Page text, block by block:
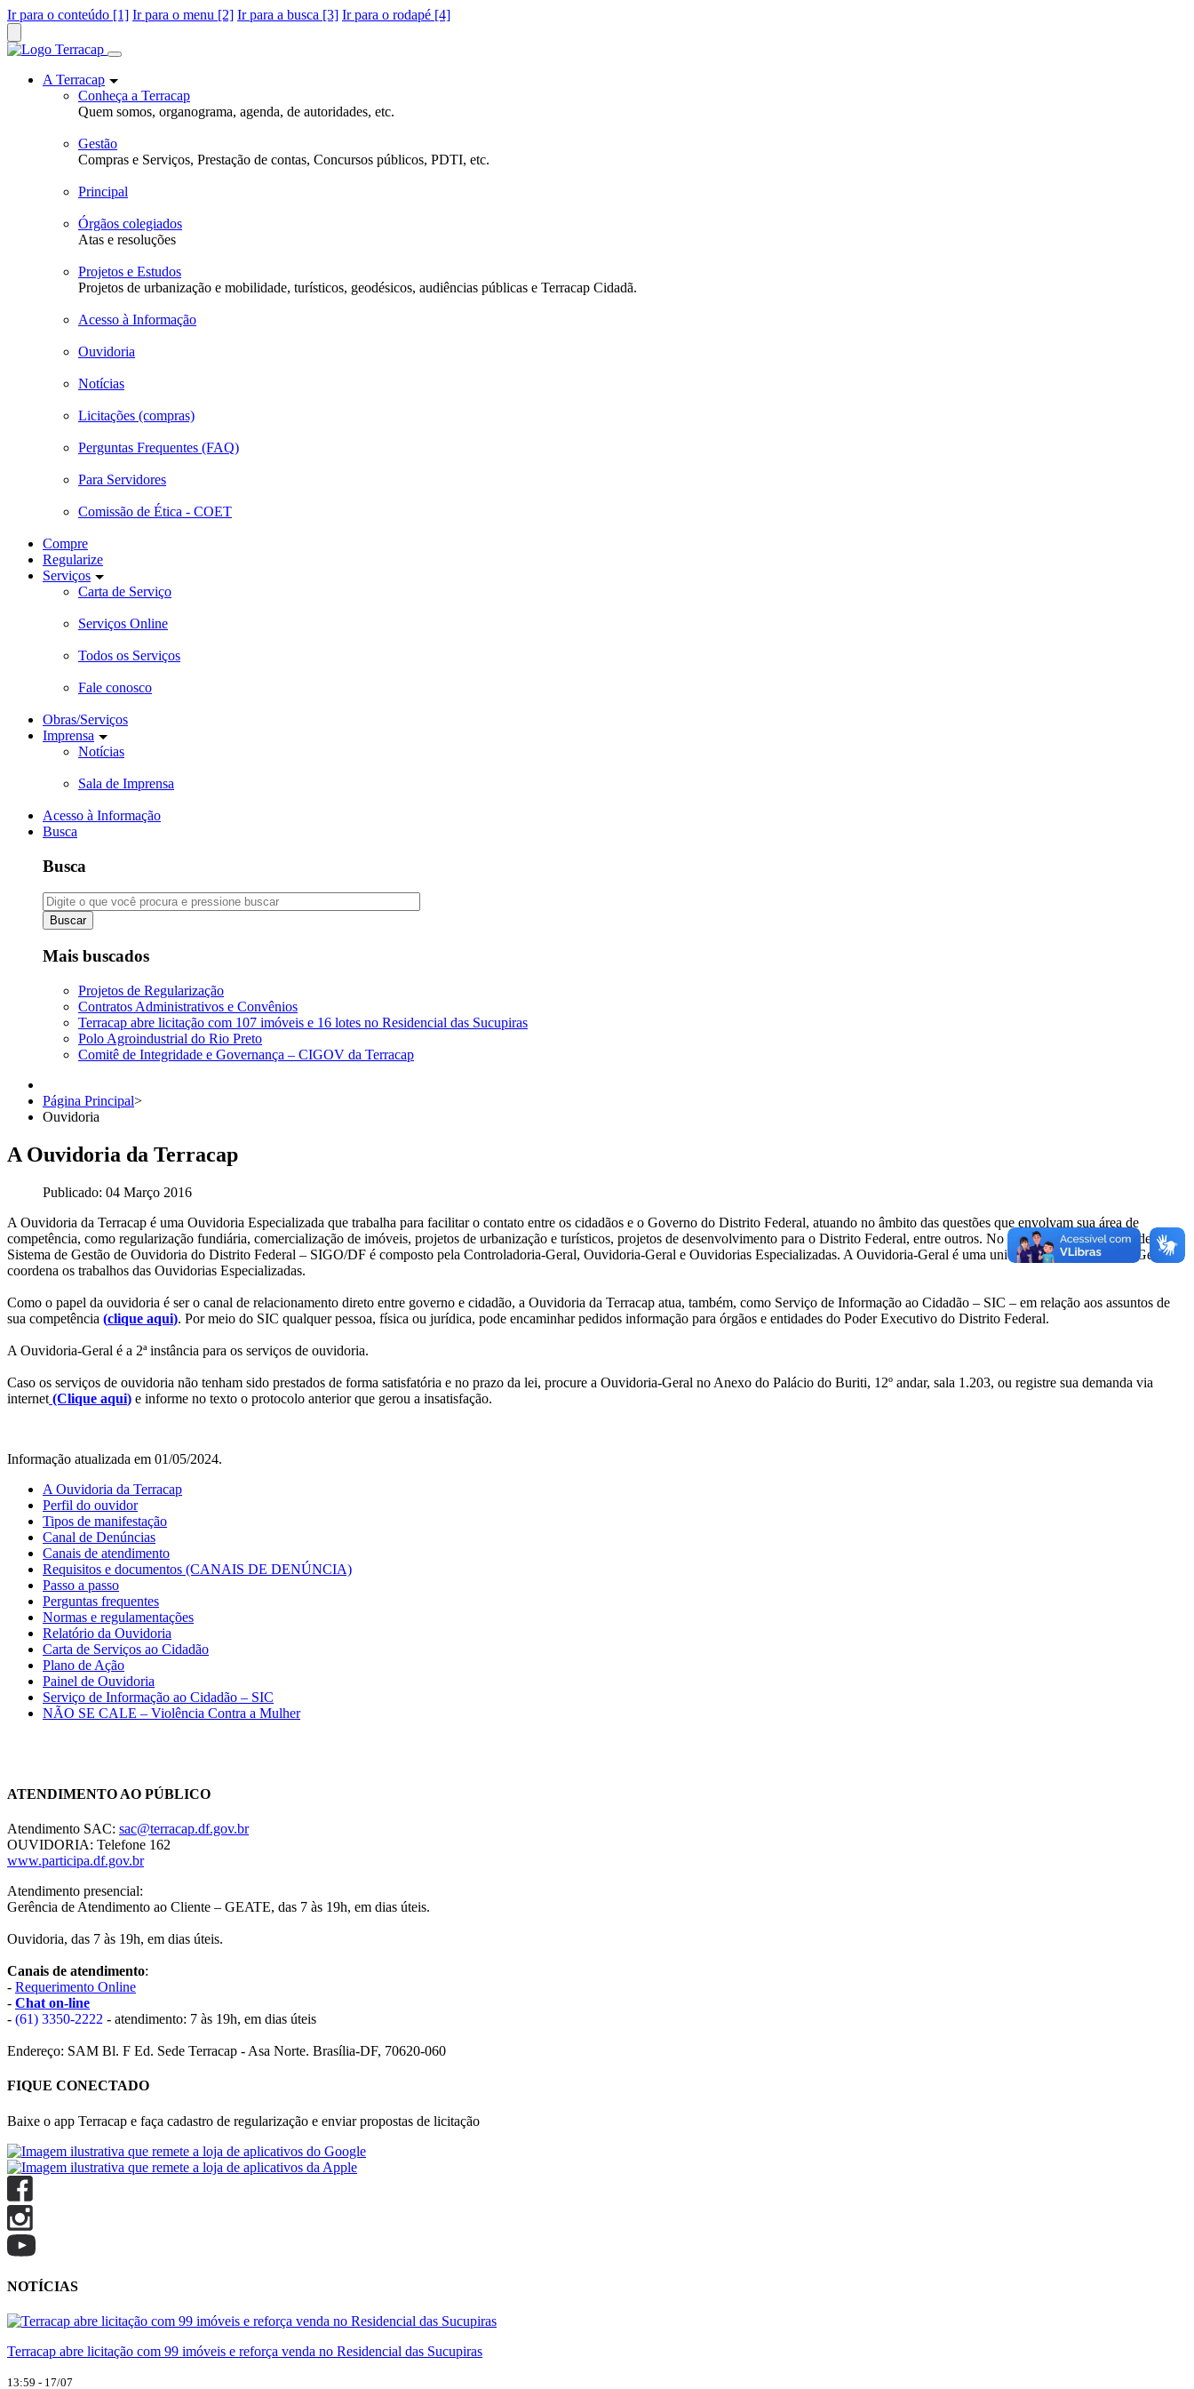
Ir para o conteúdo [1] Ir para o menu [2] Ir para a busca [3] Ir para o rodapé [4]
A Terracap
Conheça a Terracap
Quem somos, organograma, agenda, de autoridades, etc.
Gestão
Compras e Serviços, Prestação de contas, Concursos públicos, PDTI, etc.
Principal
Órgãos colegiados
Atas e resoluções
Projetos e Estudos
Projetos de urbanização e mobilidade, turísticos, geodésicos, audiências públicas e Terracap Cidadã.
Acesso à Informação
Ouvidoria
Notícias
Licitações (compras)
Perguntas Frequentes (FAQ)
Para Servidores
Comissão de Ética - COET
Compre
Regularize
Serviços
Carta de Serviço
Serviços Online
Todos os Serviços
Fale conosco
Obras/Serviços
Imprensa
Notícias
Sala de Imprensa
Acesso à Informação
Busca
Busca
Buscar
Mais buscados
Projetos de Regularização
Contratos Administrativos e Convênios
Terracap abre licitação com 107 imóveis e 16 lotes no Residencial das Sucupiras
Polo Agroindustrial do Rio Preto
Comitê de Integridade e Governança – CIGOV da Terracap
Página Principal>
Ouvidoria
A Ouvidoria da Terracap
Publicado: 04 Março 2016
A Ouvidoria da Terracap é uma Ouvidoria Especializada que trabalha para facilitar o contato entre os cidadãos e o Governo do Distrito Federal, atuando no âmbito das questões que envolvam sua área de
competência, como regularização fundiária, comercialização de imóveis, projetos de urbanização e turísticos, projetos de desenvolvimento para o Distrito Federal, entre outros. No Governo do Distrito Federal, o
Sistema de Gestão de Ouvidoria do Distrito Federal – SIGO/DF é composto pela Controladoria-Geral, Ouvidoria-Geral e Ouvidorias Especializadas. A Ouvidoria-Geral é uma unidade da Controladoria-Geral e
coordena os trabalhos das Ouvidorias Especializadas.
Como o papel da ouvidoria é ser o canal de relacionamento direto entre governo e cidadão, a Ouvidoria da Terracap atua, também, como Serviço de Informação ao Cidadão – SIC – em relação aos assuntos de
sua competência (clique aqui). Por meio do SIC qualquer pessoa, física ou jurídica, pode encaminhar pedidos informação para órgãos e entidades do Poder Executivo do Distrito Federal.
A Ouvidoria-Geral é a 2ª instância para os serviços de ouvidoria.
Caso os serviços de ouvidoria não tenham sido prestados de forma satisfatória e no prazo da lei, procure a Ouvidoria-Geral no Anexo do Palácio do Buriti, 12º andar, sala 1.203, ou registre sua demanda via
internet (Clique aqui) e informe no texto o protocolo anterior que gerou a insatisfação.
Informação atualizada em 01/05/2024.
A Ouvidoria da Terracap
Perfil do ouvidor
Tipos de manifestação
Canal de Denúncias
Canais de atendimento
Requisitos e documentos (CANAIS DE DENÚNCIA)
Passo a passo
Perguntas frequentes
Normas e regulamentações
Relatório da Ouvidoria
Carta de Serviços ao Cidadão
Plano de Ação
Painel de Ouvidoria
Serviço de Informação ao Cidadão – SIC
NÃO SE CALE – Violência Contra a Mulher
ATENDIMENTO AO PÚBLICO
Atendimento SAC: sac@terracap.df.gov.br
OUVIDORIA: Telefone 162
www.participa.df.gov.br
Atendimento presencial:
Gerência de Atendimento ao Cliente – GEATE, das 7 às 19h, em dias úteis.
Ouvidoria, das 7 às 19h, em dias úteis.
Canais de atendimento:
- Requerimento Online
- Chat on-line
- (61) 3350-2222 - atendimento: 7 às 19h, em dias úteis
Endereço: SAM Bl. F Ed. Sede Terracap - Asa Norte. Brasília-DF, 70620-060
FIQUE CONECTADO
Baixe o app Terracap e faça cadastro de regularização e enviar propostas de licitação
NOTÍCIAS
Terracap abre licitação com 99 imóveis e reforça venda no Residencial das Sucupiras
13:59 - 17/07